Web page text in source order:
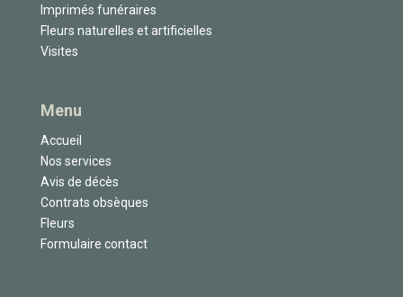
Imprimés funéraires
Fleurs naturelles et artificielles
Visites
Menu
Accueil
Nos services
Avis de décès
Contrats obsèques
Fleurs
Formulaire contact